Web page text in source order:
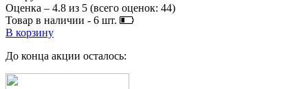
Оценка – 4.8 из 5 (всего оценок: 44)
Товар в наличии - 6 шт.
В корзину
До конца акции осталось: